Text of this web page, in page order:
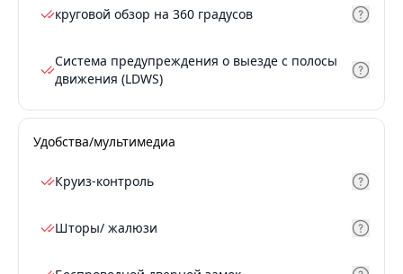
круговой обзор на 360 градусов
Система предупреждения о выезде с полосы
движения (LDWS)
Удобства/мультимедиа
Круиз-контроль
Шторы/ жалюзи